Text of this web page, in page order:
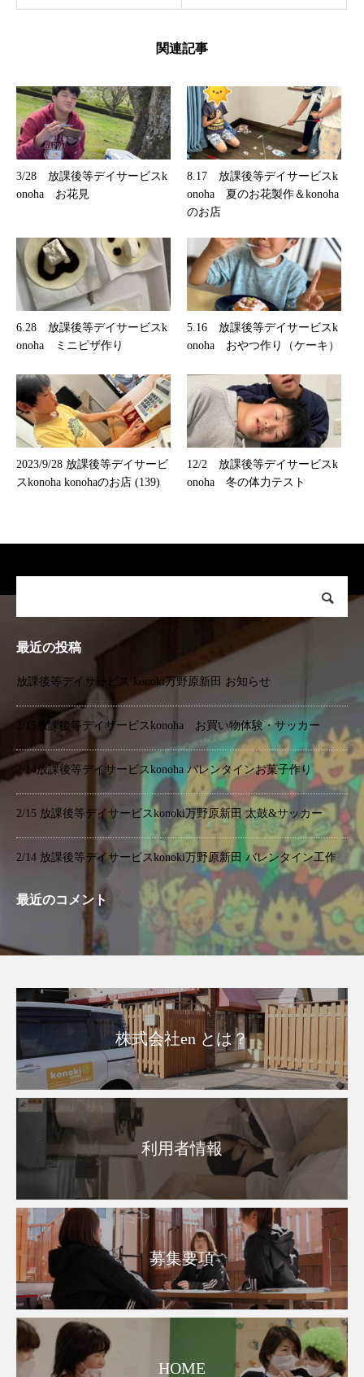
関連記事
3/28 放課後等デイサービスk
onoha お花見
8.17 放課後等デイサービスk
onoha 夏のお花製作＆konoha
のお店
6.28 放課後等デイサービスk
onoha ミニピザ作り
5.16 放課後等デイサービスk
onoha おやつ作り（ケーキ）
2023/9/28 放課後等デイサービ
スkonoha konohaのお店 (139)
12/2 放課後等デイサービスk
onoha 冬の体力テスト
最近の投稿
放課後等デイサービス konoki万野原新田 お知らせ
2/15放課後等デイサービスkonoha お買い物体験・サッカー
2/14放課後等デイサービスkonoha バレンタインお菓子作り
2/15 放課後等デイサービスkonoki万野原新田 太鼓&サッカー
2/14 放課後等デイサービスkonoki万野原新田 バレンタイン工作
最近のコメント
株式会社en とは？
利用者情報
募集要項
HOME